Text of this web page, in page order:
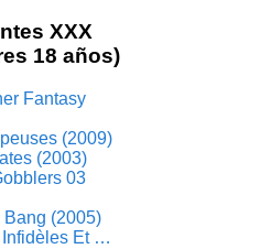
XXX
18 años)
Fantasy
(2009)
(2003)
03
(2005)
Infidèles Et …